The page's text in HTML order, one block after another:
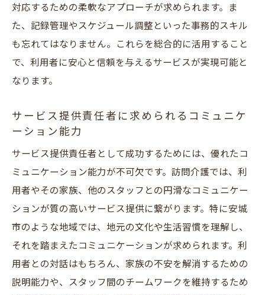
対応するための柔軟なアプローチが求められます。ま
た、記録管理やスケジュール調整といった事務的スキル
も忘れてはなりません。これらを総合的に活用すること
で、利用者に安心と信頼を与えるサービスが実現可能と
なります。
サービス提供責任者に求められるコミュニケ
ーション能力
サービス提供責任者として成功するためには、優れたコ
ミュニケーション能力が不可欠です。訪問介護では、利
用者やその家族、他のスタッフとの円滑なコミュニケー
ションが質の高いサービス提供に繋がります。特に安城
市のような地域では、地元の文化や生活習慣を理解し、
それを踏まえたコミュニケーションが求められます。利
用者との対話はもちろん、家族の不安を解消するための
説明能力や、スタッフ間のチームワークを維持するため